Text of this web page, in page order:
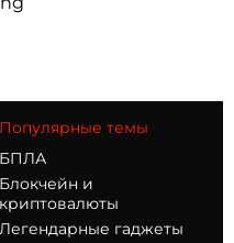
Популярные темы
БПЛА
Блокчейн и
криптовалюты
Легендарные гаджеты